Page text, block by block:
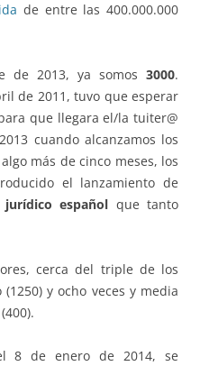
de entre las 400.000.000
de 2013, ya somos 3000.
de 2011, tuvo que esperar
que llegara el/la tuiter@
cuando alcanzamos los
más de cinco meses, los
el lanzamiento de
español que tanto
cerca del triple de los
y ocho veces y media
8 de enero de 2014, se